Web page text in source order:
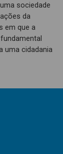
sociedade
da
em que a
uma cidadania